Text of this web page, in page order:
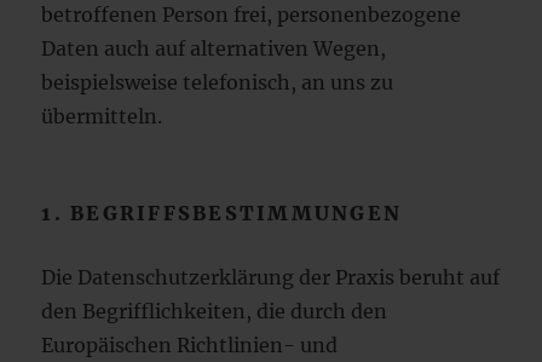
betroffenen Person frei, personenbezogene
Daten auch auf alternativen Wegen,
beispielsweise telefonisch, an uns zu
übermitteln.
1. BEGRIFFSBESTIMMUNGEN
Die Datenschutzerklärung der Praxis beruht auf
den Begrifflichkeiten, die durch den
Europäischen Richtlinien- und